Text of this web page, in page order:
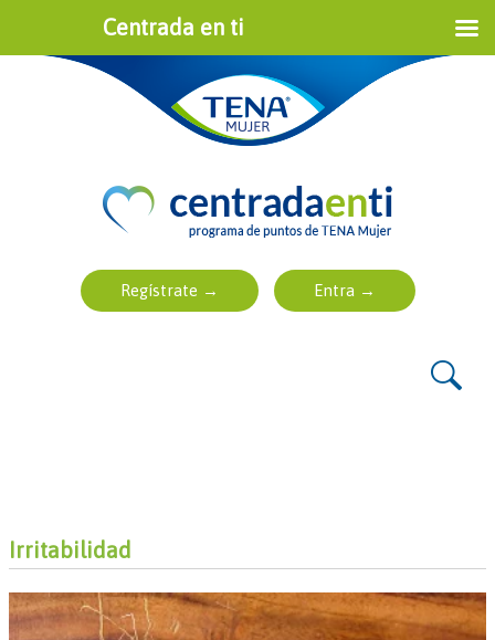
Irritabilidad
Centrada en ti